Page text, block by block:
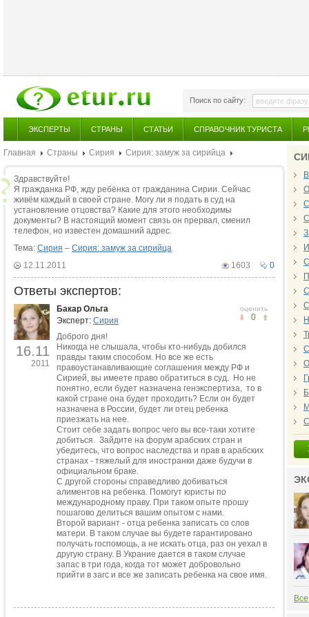
Поиск по сайту:
ЭКСПЕРТЫ СТРАНЫ СТАТЬИ СПРАВОЧНИК ТУРИСТА
Главная Страны Сирия Сирия: замуж за сирийца
Здравствуйте!
Я гражданка РФ, жду ребёнка от гражданина Сирии. Сейчас
живём каждый в своей стране. Могу ли я подать в суд на
установление отцовства? Какие для этого необходимы
документы? В настоящий момент связь он прервал, сменил
телефон, но известен домашний адрес.
Тема: Сирия – Сирия: замуж за сирийца
0
1603
12.11.2011
Ответы экспертов:
16.11
2011
оценить
0
Бакар Ольга
Эксперт: Сирия
Доброго дня!
Никогда не слышала, чтобы кто-нибудь добился
правды таким способом. Но все же есть
правоустанавливающие соглашения между РФ и
Сирией, вы имеете право обратиться в суд. Но не
понятно, если будет назначена генэкспертиза, то в
какой стране она будет проходить? Если он будет
назначена в России, будет ли отец ребенка
приезжать на нее.
Cтоит себе задать вопрос чего вы все-таки хотите
добиться. Зайдите на форум арабских стран и
убедитесь, что вопрос наследства и прав в арабских
странах - тяжелый для иностранки даже будучи в
официальном браке.
С другой стороны справедливо добиваться
алиментов на ребенка. Помогут юристы по
международному праву. При таком опыте прошу
пошагово делиться вашим опытом с нами.
Второй вариант - отца ребенка записать со слов
матери. В таком случае вы будете гарантировано
получать госпомощь, а не искать отца, раз он уехал в
другую страну. В Украние дается в таком случае
запас в три года, когда тот может добровольно
прийти в загс и все же записать ребенка на свое имя.